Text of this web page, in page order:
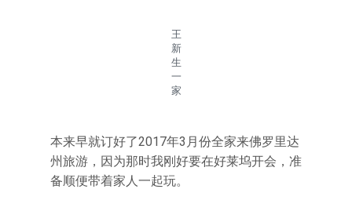
王
新
生
一
家
本来早就订好了2017年3月份全家来佛罗里达
州旅游，因为那时我刚好要在好莱坞开会，准
备顺便带着家人一起玩。